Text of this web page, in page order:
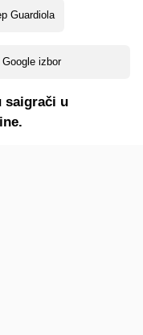
Guardiola
izbor
saigrači u